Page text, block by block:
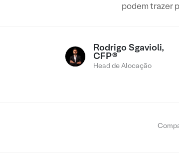
podem trazer
Rodrigo Sgavioli,
CFP®
Head de Alocação